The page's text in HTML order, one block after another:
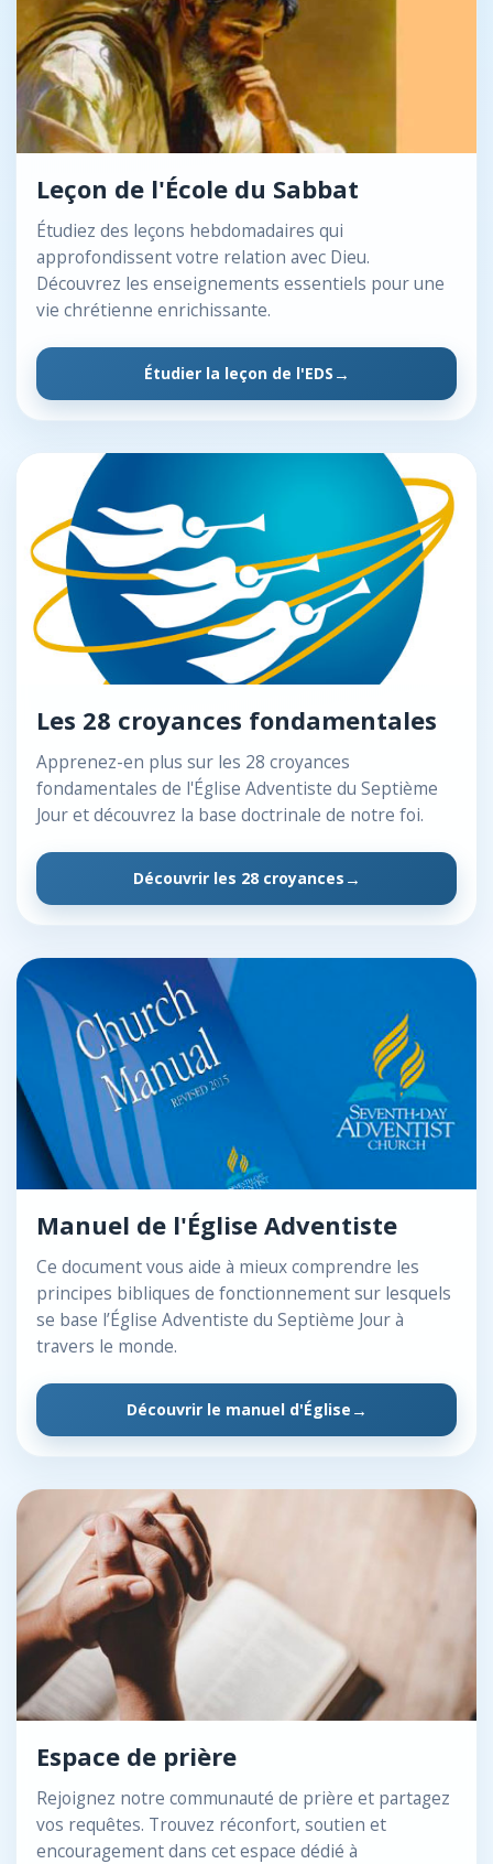
Leçon de l'École du Sabbat
Étudiez des leçons hebdomadaires qui
approfondissent votre relation avec Dieu.
Découvrez les enseignements essentiels pour une
vie chrétienne enrichissante.
Étudier la leçon de l'EDS
Les 28 croyances fondamentales
Apprenez-en plus sur les 28 croyances
fondamentales de l'Église Adventiste du Septième
Jour et découvrez la base doctrinale de notre foi.
Découvrir les 28 croyances
Manuel de l'Église Adventiste
Ce document vous aide à mieux comprendre les
principes bibliques de fonctionnement sur lesquels
se base l’Église Adventiste du Septième Jour à
travers le monde.
Découvrir le manuel d'Église
Espace de prière
Rejoignez notre communauté de prière et partagez
vos requêtes. Trouvez réconfort, soutien et
encouragement dans cet espace dédié à